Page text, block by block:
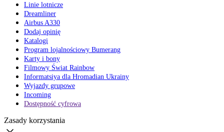
Linie lotnicze
Dreamliner
Airbus A330
Dodaj opinię
Katalogi
Program lojalnościowy Bumerang
Karty i bony
Filmowy Świat Rainbow
Informatsiya dla Hromadian Ukrainy
Wyjazdy grupowe
Incoming
Dostępność cyfrowa
Zasady korzystania